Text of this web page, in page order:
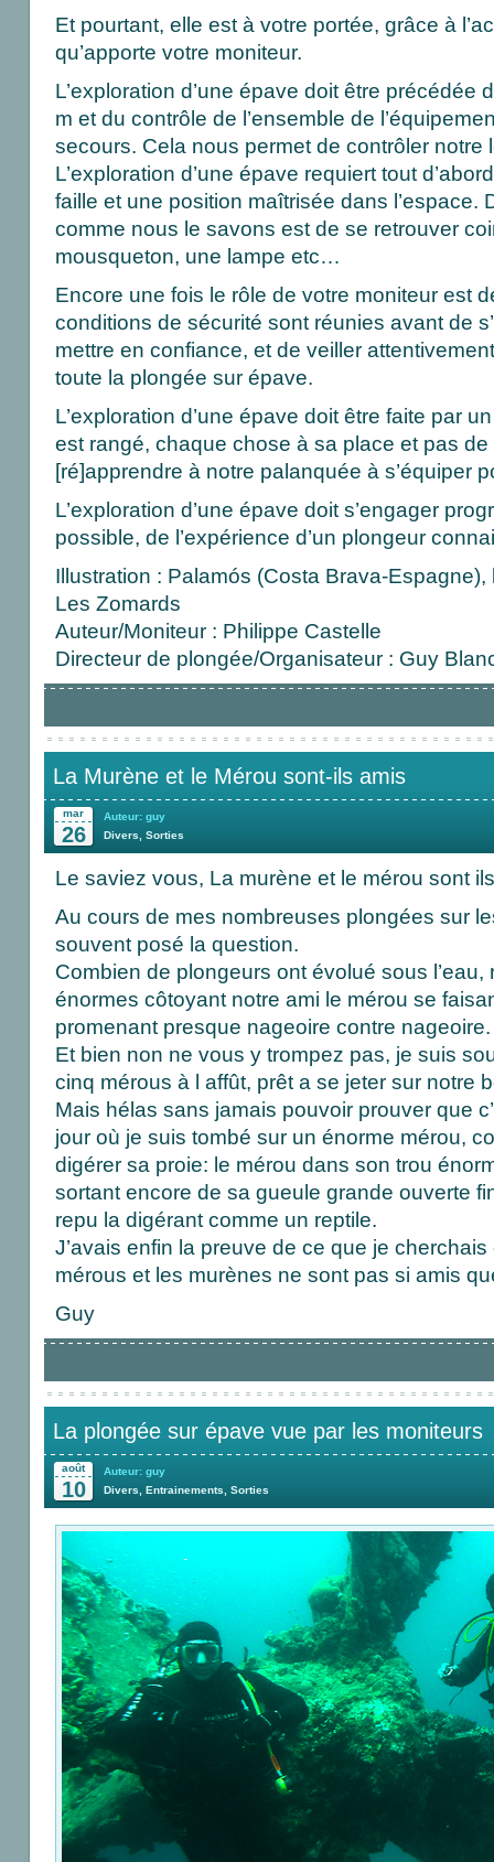
Et pourtant, elle est à votre portée, grâce à
qu’apporte votre moniteur.
L’exploration d’une épave doit être précédée
m et du contrôle de l’ensemble de
secours. Cela nous permet de contrôler notre
L’exploration d’une épave requiert tout
faille et une position maîtrisée dans l’espace.
comme nous le savons est de se retrouver
mousqueton, une lampe etc…
Encore une fois le rôle de votre moniteur est
conditions de sécurité sont réunies avant de
mettre en confiance, et de veiller
toute la plongée sur épave.
L’exploration d’une épave doit être faite par
est rangé, chaque chose à sa place et pas
[ré]apprendre à notre palanquée à s’équiper
L’exploration d’une épave doit s’engager
possible, de l’expérience d’un plongeur
Illustration : Palamós (Costa Brava-
Les Zomards
Auteur/Moniteur : Philippe Castelle
Directeur de plongée/Organisateur : Guy
La Murène et le Mérou sont-ils amis
mar
26
Auteur: guy
Divers
Sorties
Le saviez vous, La murène et le mérou sont
Au cours de mes nombreuses plongées sur
souvent posé la question.
Combien de plongeurs ont évolué sous
énormes côtoyant notre ami le mérou se
promenant presque nageoire contre nageoire.
Et bien non ne vous y trompez pas, je suis
cinq mérous à l affût, prêt a se jeter sur notre
Mais hélas sans jamais pouvoir prouver que
jour où je suis tombé sur un énorme mérou,
digérer sa proie: le mérou dans son trou
sortant encore de sa gueule grande ouverte
repu la digérant comme un reptile.
J’avais enfin la preuve de ce que je
mérous et les murènes ne sont pas si amis
Guy
La plongée sur épave vue par les moniteurs
août
10
Auteur: guy
Divers
Entrainements Sorties